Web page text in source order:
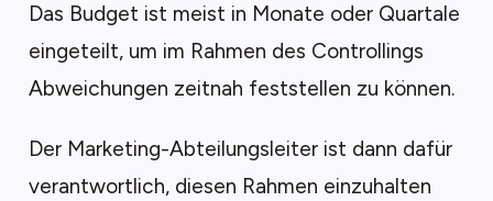
Das Budget ist meist in Monate oder Quartale
eingeteilt, um im Rahmen des Controllings
Abweichungen zeitnah feststellen zu können.
Der Marketing-Abteilungsleiter ist dann dafür
verantwortlich, diesen Rahmen einzuhalten